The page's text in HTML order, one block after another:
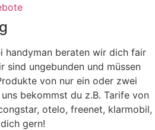
handyman beraten wir dich fair
sind ungebunden und müssen
von nur ein oder zwei
bekommst du z.B. Tarife von
otelo, freenet, klarmobil,
gern!